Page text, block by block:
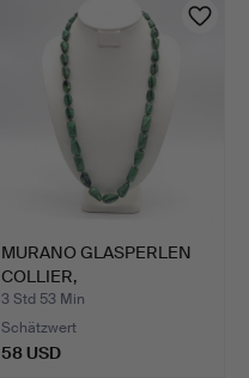
MURANO GLASPERLEN
COLLIER,
HANDGEMACHT, IN…
3 Std 53 Min
Schätzwert
58 USD